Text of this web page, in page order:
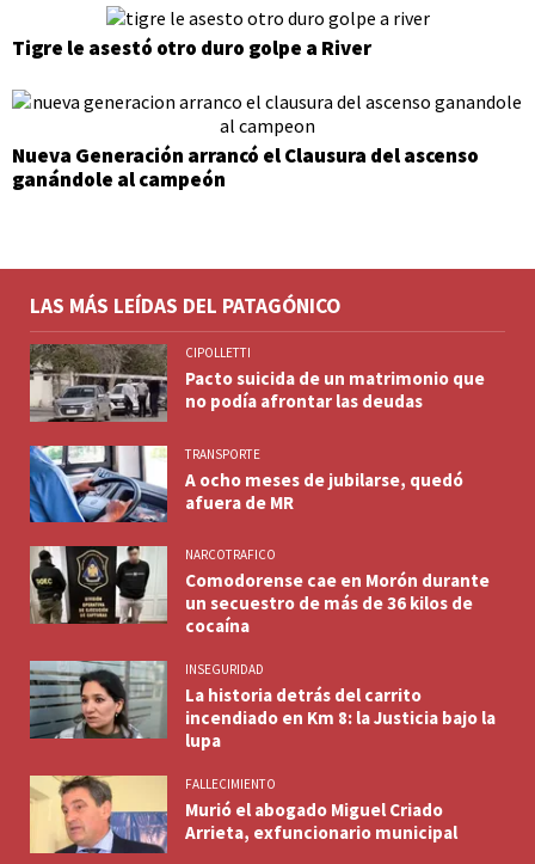
Tigre le asestó otro duro golpe a River
Nueva Generación arrancó el Clausura del ascenso
ganándole al campeón
LAS MÁS LEÍDAS DEL PATAGÓNICO
CIPOLLETTI
Pacto suicida de un matrimonio que
no podía afrontar las deudas
TRANSPORTE
A ocho meses de jubilarse, quedó
afuera de MR
NARCOTRAFICO
Comodorense cae en Morón durante
un secuestro de más de 36 kilos de
cocaína
INSEGURIDAD
La historia detrás del carrito
incendiado en Km 8: la Justicia bajo la
lupa
FALLECIMIENTO
Murió el abogado Miguel Criado
Arrieta, exfuncionario municipal